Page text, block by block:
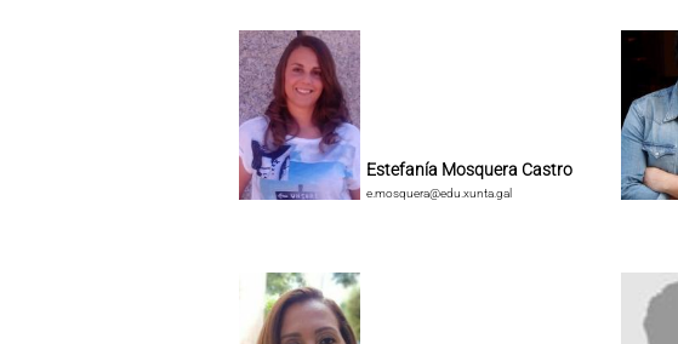
Estefanía Mosquera Castro
e.mosquera@edu.xunta.gal